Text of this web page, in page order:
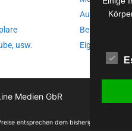
usw.
Medien GbR
entsprechen dem bisherigen Preis in